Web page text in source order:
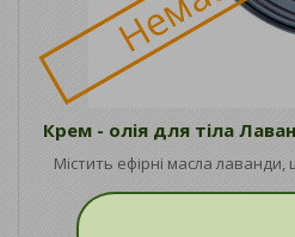
Крем - олія для тіла
Містить ефірні масла лаванди,